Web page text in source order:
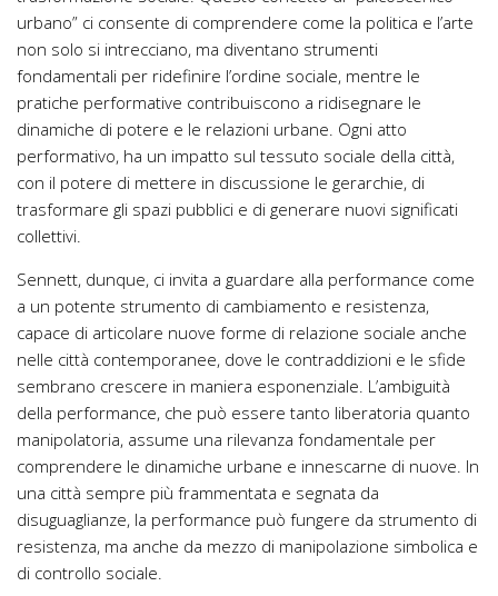
urbano” ci consente di comprendere come la politica e l’arte
non solo si intrecciano, ma diventano strumenti
fondamentali per ridefinire l’ordine sociale, mentre le
pratiche performative contribuiscono a ridisegnare le
dinamiche di potere e le relazioni urbane. Ogni atto
performativo, ha un impatto sul tessuto sociale della città,
con il potere di mettere in discussione le gerarchie, di
trasformare gli spazi pubblici e di generare nuovi significati
collettivi.
Sennett, dunque, ci invita a guardare alla performance come
a un potente strumento di cambiamento e resistenza,
capace di articolare nuove forme di relazione sociale anche
nelle città contemporanee, dove le contraddizioni e le sfide
sembrano crescere in maniera esponenziale. L’ambiguità
della performance, che può essere tanto liberatoria quanto
manipolatoria, assume una rilevanza fondamentale per
comprendere le dinamiche urbane e innescarne di nuove. In
una città sempre più frammentata e segnata da
disuguaglianze, la performance può fungere da strumento di
resistenza, ma anche da mezzo di manipolazione simbolica e
di controllo sociale.